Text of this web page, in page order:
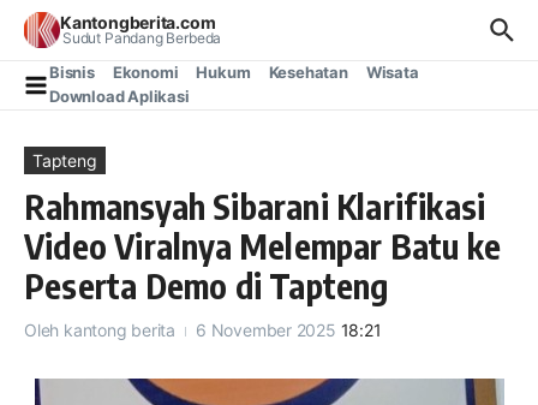
Lewati ke konten
Kantongberita.com
Sudut Pandang Berbeda
Bisnis Ekonomi Hukum Kesehatan
Wisata
Download Aplikasi
Tapteng
Rahmansyah Sibarani Klarifikasi
Video Viralnya Melempar Batu ke
Peserta Demo di Tapteng
Oleh kantong berita 6 November 2025 18:21